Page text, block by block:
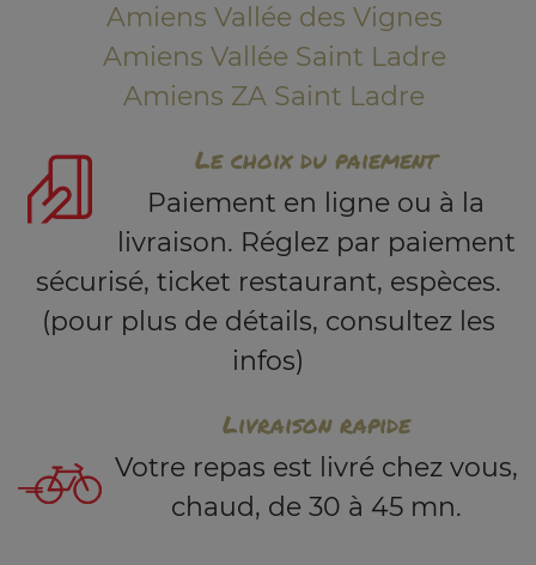
Amiens Vallée des Vignes
Amiens Vallée Saint Ladre
Amiens ZA Saint Ladre
Le choix du paiement
Paiement en ligne ou à la
livraison. Réglez par paiement
sécurisé, ticket restaurant, espèces.
(pour plus de détails, consultez les
infos)
Livraison rapide
Votre repas est livré chez vous,
chaud, de 30 à 45 mn.